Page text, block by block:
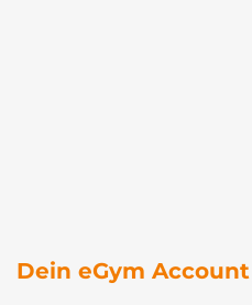
Dein eGym Account